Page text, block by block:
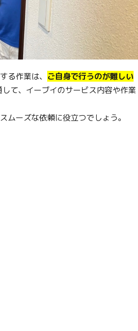
る作業は、 ご自身で行うのが難しい
て、イーブイのサービス内容や作業
ムーズな依頼に役立つでしょう。